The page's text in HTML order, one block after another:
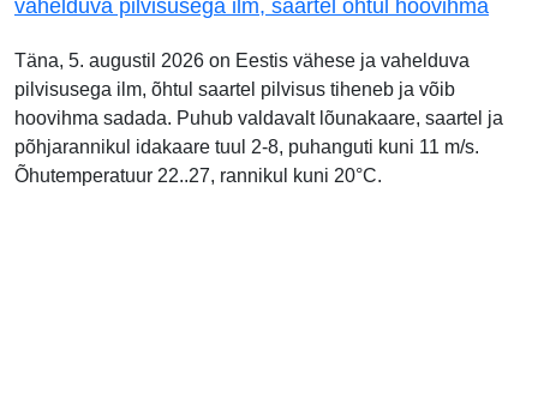
vahelduva pilvisusega ilm, saartel õhtul hoovihma
Täna, 5. augustil 2026 on Eestis vähese ja vahelduva
pilvisusega ilm, õhtul saartel pilvisus tiheneb ja võib
hoovihma sadada. Puhub valdavalt lõunakaare, saartel ja
põhjarannikul idakaare tuul 2-8, puhanguti kuni 11 m/s.
Õhutemperatuur 22..27, rannikul kuni 20°C.